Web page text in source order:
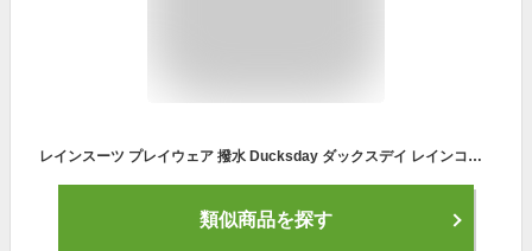
レインスーツ プレイウェア 撥水 Ducksday ダックスデイ レインコート フード付き 防水 防風 防雪 通気性 雨合羽 カッパ スノーウェア 雨 雪 100cm 110cm 赤ちゃん 3歳 4歳 5歳 キッズレインスーツ 女の子 男の子 子供 つなぎ 遊び着 アウトドア キャンプ 川 海 リフレクター
類似商品を探す